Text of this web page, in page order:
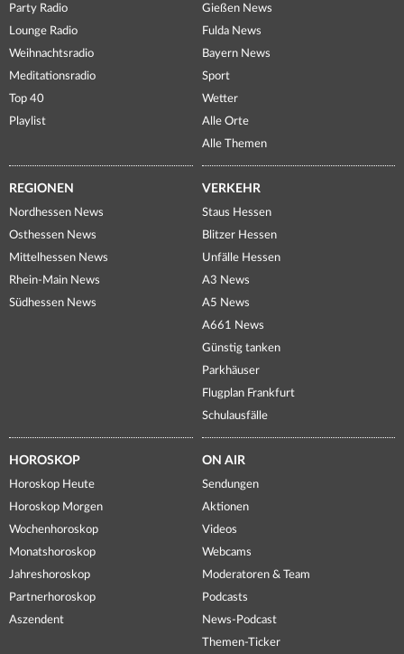
Party Radio
Lounge Radio
Weihnachtsradio
Meditationsradio
Top 40
Playlist
Gießen News
Fulda News
Bayern News
Sport
Wetter
Alle Orte
Alle Themen
REGIONEN
Nordhessen News
Osthessen News
Mittelhessen News
Rhein-Main News
Südhessen News
VERKEHR
Staus Hessen
Blitzer Hessen
Unfälle Hessen
A3 News
A5 News
A661 News
Günstig tanken
Parkhäuser
Flugplan Frankfurt
Schulausfälle
HOROSKOP
Horoskop Heute
Horoskop Morgen
Wochenhoroskop
Monatshoroskop
Jahreshoroskop
Partnerhoroskop
Aszendent
ON AIR
Sendungen
Aktionen
Videos
Webcams
Moderatoren & Team
Podcasts
News-Podcast
Themen-Ticker